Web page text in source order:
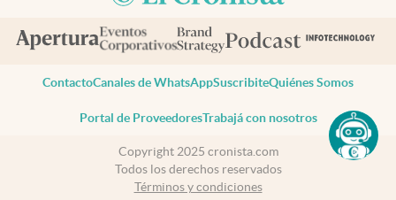
ContactoCanales de WhatsAppSuscribiteQuiénes Somos
Portal de ProveedoresTrabajá con nosotros
Copyright 2025 cronista.com
Todos los derechos reservados
Términos y condiciones